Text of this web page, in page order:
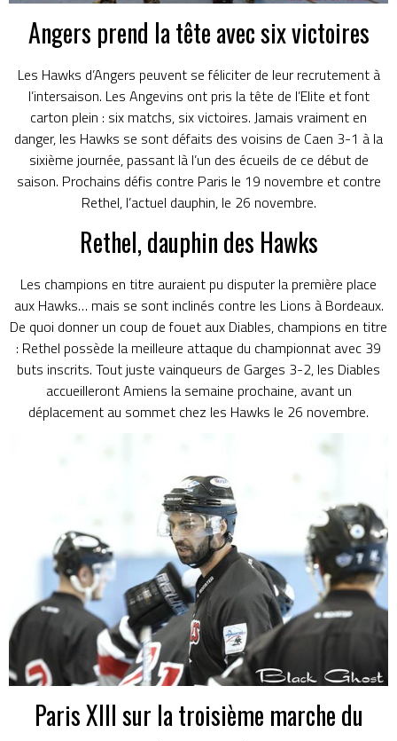
Angers prend la tête avec six victoires
Les Hawks d’Angers peuvent se féliciter de leur recrutement à
l’intersaison. Les Angevins ont pris la tête de l’Elite et font
carton plein : six matchs, six victoires. Jamais vraiment en
danger, les Hawks se sont défaits des voisins de Caen 3-1 à la
sixième journée, passant là l’un des écueils de ce début de
saison. Prochains défis contre Paris le 19 novembre et contre
Rethel, l’actuel dauphin, le 26 novembre.
Rethel, dauphin des Hawks
Les champions en titre auraient pu disputer la première place
aux Hawks… mais se sont inclinés contre les Lions à Bordeaux.
De quoi donner un coup de fouet aux Diables, champions en titre
: Rethel possède la meilleure attaque du championnat avec 39
buts inscrits. Tout juste vainqueurs de Garges 3-2, les Diables
accueilleront Amiens la semaine prochaine, avant un
déplacement au sommet chez les Hawks le 26 novembre.
Paris XIII sur la troisième marche du